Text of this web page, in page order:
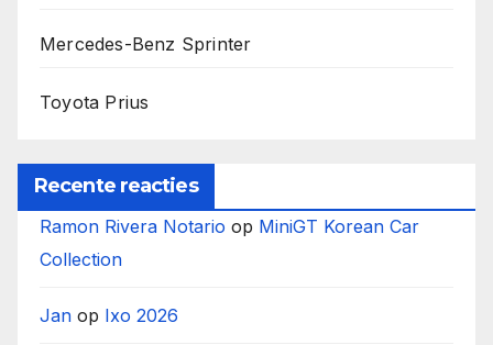
Mercedes-Benz Sprinter
Toyota Prius
Recente reacties
Ramon Rivera Notario op MiniGT Korean Car
Collection
Jan op Ixo 2026